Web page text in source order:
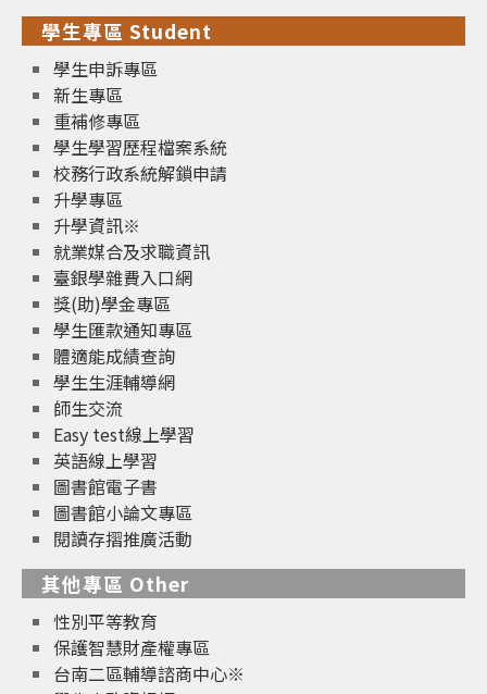
學生專區 Student
學生申訴專區
新生專區
重補修專區
學生學習歷程檔案系統
校務行政系統解鎖申請
升學專區
升學資訊※
就業媒合及求職資訊
臺銀學雜費入口網
獎(助)學金專區
學生匯款通知專區
體適能成績查詢
學生生涯輔導網
師生交流
Easy test線上學習
英語線上學習
圖書館電子書
圖書館小論文專區
閱讀存摺推廣活動
其他專區 Other
性別平等教育
保護智慧財產權專區
台南二區輔導諮商中心※